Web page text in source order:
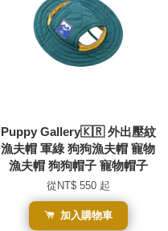
Puppy Gallery🇰🇷 外出壓紋
漁夫帽 軍綠 狗狗漁夫帽 寵物
漁夫帽 狗狗帽子 寵物帽子
從 NT$ 550 起
加入購物車